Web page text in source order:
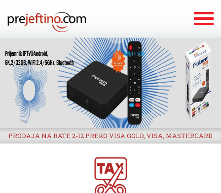
PRODAJA NA RATE 2-12 PREKO VISA GOLD, VISA, MASTERCARD